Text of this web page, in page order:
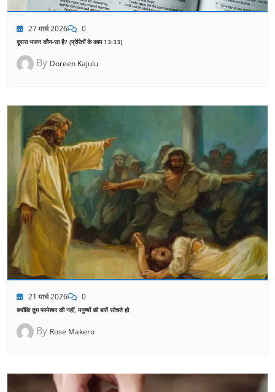
27 मार्च 2026 0
दूसरा भजन कौन-सा है? (प्रेरितों के काम 13:33)
By Doreen Kajulu
21 मार्च 2026 0
क्योंकि तुम परमेश्वर की नहीं, मनुष्यों की बातें सोचते हो
By Rose Makero